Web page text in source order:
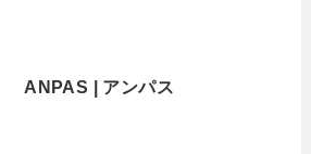
ANPAS | アンパス